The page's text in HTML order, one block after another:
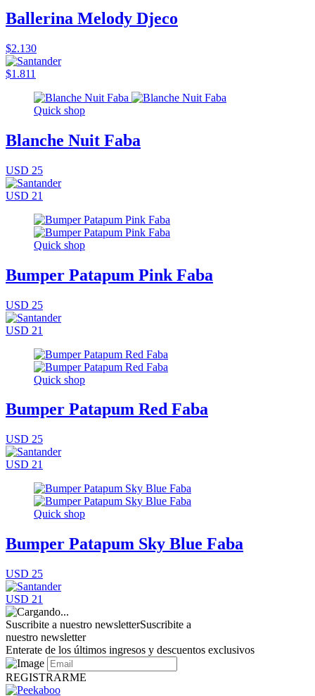
Ballerina Melody Djeco
$2.130
$1.811
Quick shop
Blanche Nuit Faba
USD 25
USD 21
Quick shop
Bumper Patapum Pink Faba
USD 25
USD 21
Quick shop
Bumper Patapum Red Faba
USD 25
USD 21
Quick shop
Bumper Patapum Sky Blue Faba
USD 25
USD 21
Suscribite a nuestro newsletterSuscribite a
nuestro newsletter
Enterate de los últimos ingresos y descuentos exclusivos
REGISTRARME